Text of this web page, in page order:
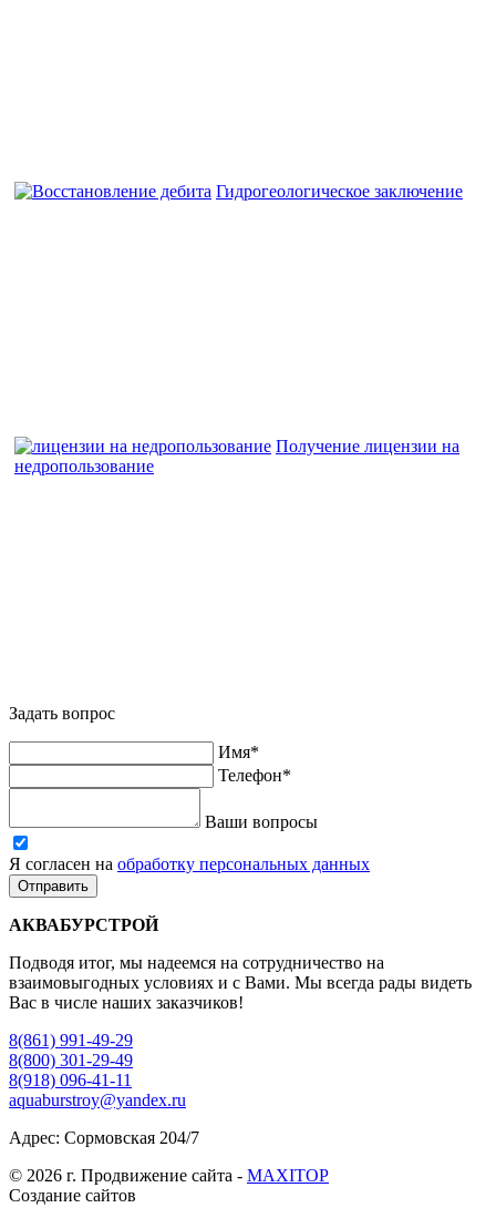
Гидрогеологическое заключение
Получение лицензии на
недропользование
Задать вопрос
Имя*
Телефон*
Ваши вопросы
Я согласен на обработку персональных данных
Отправить
АКВАБУРСТРОЙ
Подводя итог, мы надеемся на сотрудничество на
взаимовыгодных условиях и с Вами. Мы всегда рады видеть
Вас в числе наших заказчиков!
8(861) 991-49-29
8(800) 301-29-49
8(918) 096-41-11
aquaburstroy@yandex.ru
Адрес: Сормовская 204/7
© 2026 г. Продвижение сайта - MAXITOP
Создание сайтов